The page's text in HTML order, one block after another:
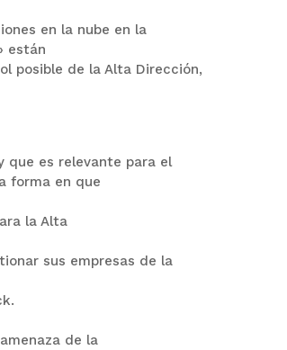
en la nube en la
están
posible de la Alta Dirección,
que es relevante para el
forma en que
la Alta
sus empresas de la
de la